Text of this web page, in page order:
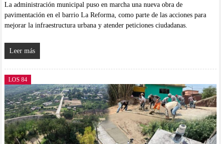
La administración municipal puso en marcha una nueva obra de
pavimentación en el barrio La Reforma, como parte de las acciones para
mejorar la infraestructura urbana y atender peticiones ciudadanas.
Leer más
LOS 84